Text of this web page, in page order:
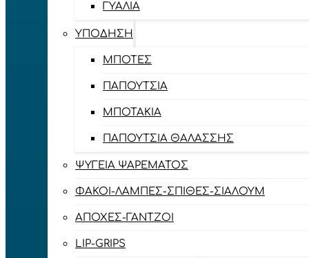
ΓΥΑΛΙΆ
ΥΠΌΔΗΣΗ
ΜΠΌΤΕΣ
ΠΑΠΟΎΤΣΙΑ
ΜΠΟΤΆΚΙΑ
ΠΑΠΟΎΤΣΙΑ ΘΑΛΆΣΣΗΣ
ΨΥΓΕΊΑ ΨΑΡΈΜΑΤΟΣ
ΦΑΚΟΊ-ΛΆΜΠΕΣ-ΣΠΊΘΕΣ-ΣΊΑΛΟΥΜ
ΑΠΌΧΕΣ-ΓΆΝΤΖΟΙ
LIP-GRIPS